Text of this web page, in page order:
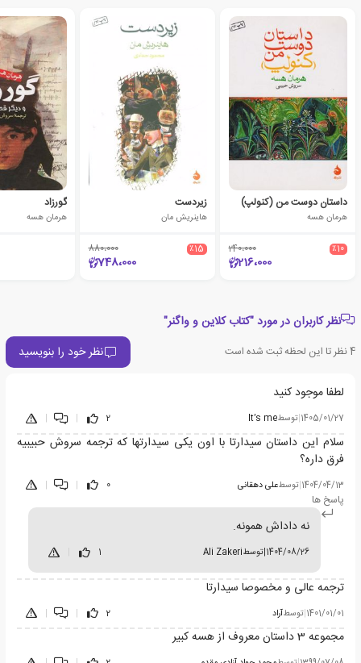
داستان دوست من (کنولپ)
هرمان هسه
٪10 240،000
216،000
زیردست
هاینریش مان
٪15 880،000
748،000
گورزاد
هرمان هسه
نظر کاربران در مورد "کتاب کلاین و واگنر"
4 نظر تا این لحظه ثبت شده است نظر خود را بنویسید
لطفا موجود کنید
1405/01/27
|توسطIt’s me
2
|
|
سلام این داستان سیدارتا با اون یکی سیدارتها که ترجمه سروش حبیبیه
فرق داره؟
1404/04/13
|توسطعلی دهقانی 0
|
|
پاسخ ها
نه داداش همونه.
1404/08/26
|توسطAli Zakeri
1
ترجمه عالی و مخصوصا سیدارتا
1401/01/01
|توسطآراد 2
|
|
مجموعه 3 داستان معروف از هسه کبیر